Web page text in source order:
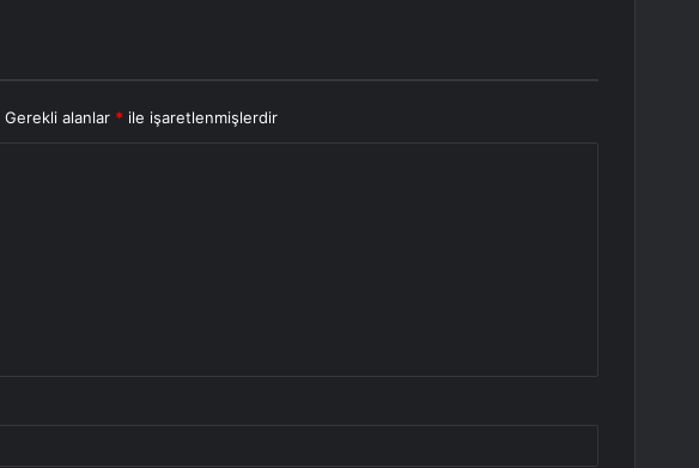
Gerekli alanlar * ile işaretlenmişlerdir